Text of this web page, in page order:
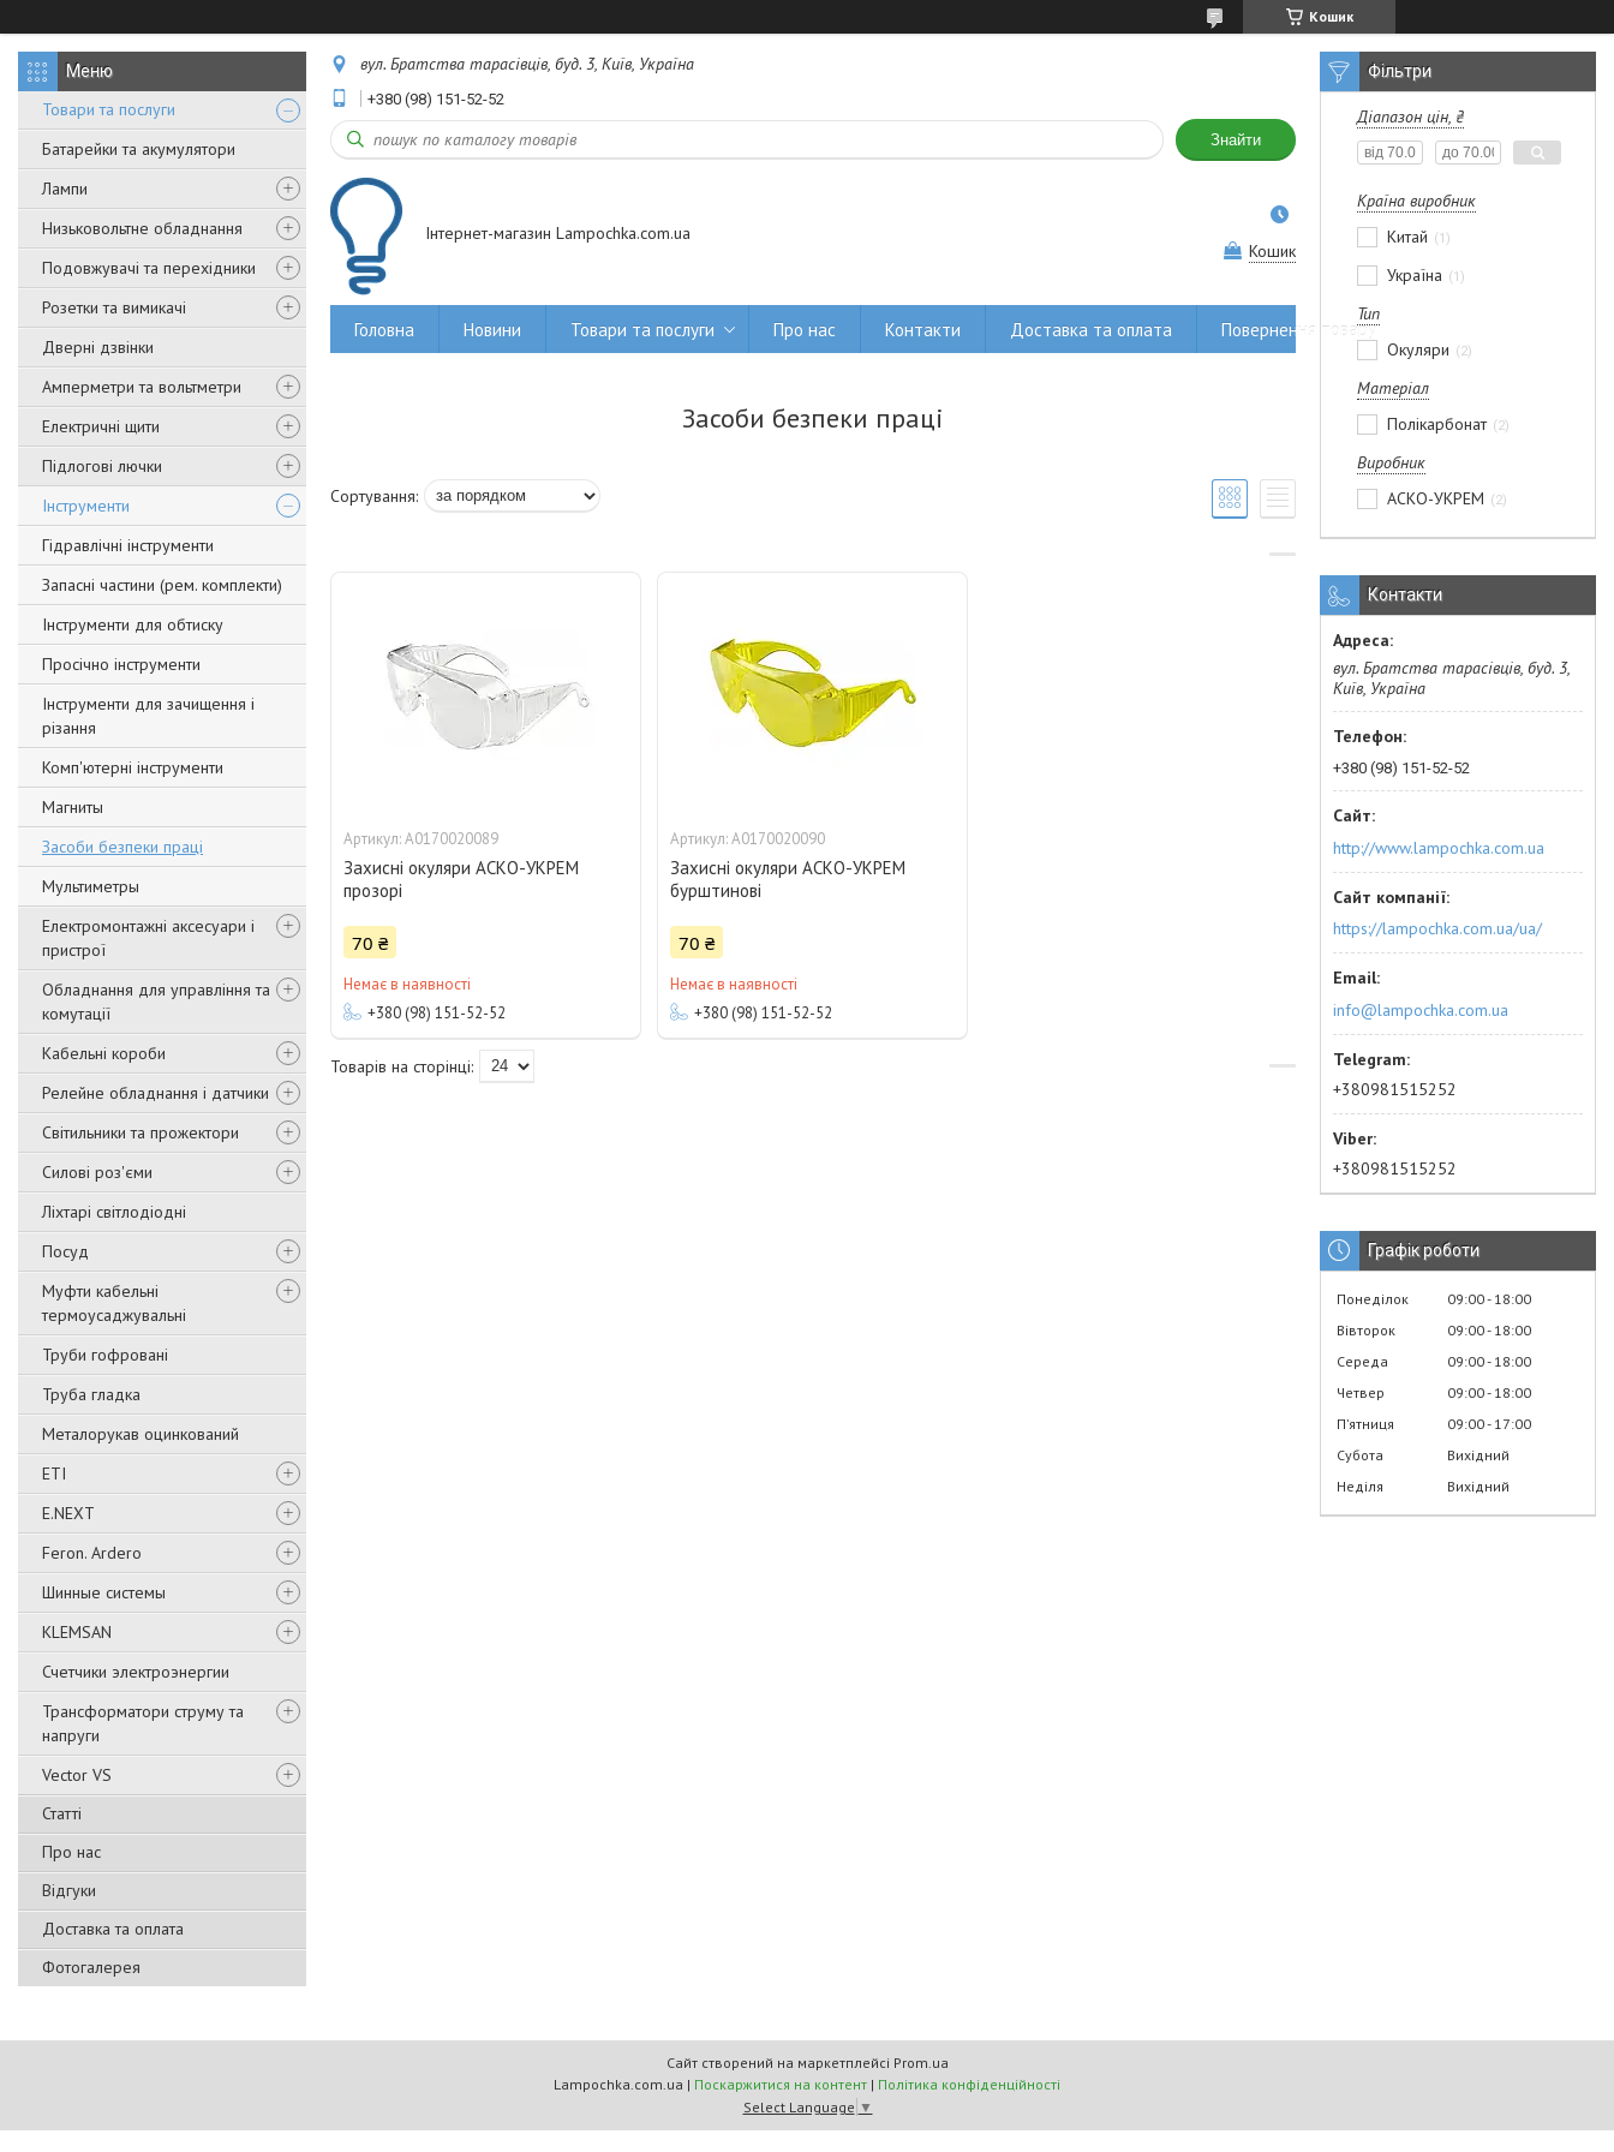
Кошик
Товари та послуги
Батарейки та акумулятори
Лампи
Низьковольтне обладнання
Подовжувачі та перехідники
Розетки та вимикачі
Дверні дзвінки
Амперметри та вольтметри
Електричні щити
Підлогові лючки
Інструменти
Гідравлічні інструменти
Запасні частини (рем. комплекти)
Інструменти для обтиску
Просічно інструменти
Інструменти для зачищення і
різання
Комп'ютерні інструменти
Магниты
Засоби безпеки праці
Мультиметры
Електромонтажні аксесуари і
пристрої
Обладнання для управління та
комутації
Кабельні короби
Релейне обладнання і датчики
Світильники та прожектори
Силові роз'єми
Ліхтарі світлодіодні
Посуд
Муфти кабельні
термоусаджувальні
Труби гофровані
Труба гладка
Металорукав оцинкований
ETI
E.NEXT
Feron. Ardero
Шинные системы
KLEMSAN
Счетчики электроэнергии
Трансформатори струму та
напруги
Vector VS
Статті
Про нас
Відгуки
Доставка та оплата
Фотогалерея
вул. Братства тарасівців, буд. 3, Київ, Україна
+380 (98) 151-52-52
Знайти
Інтернет-магазин Lampochka.com.ua
Кошик
Головна Новини Товари та послуги Про нас Контакти Доставка та оплата Повернення товару
Засоби безпеки праці
A0170020089
Захисні окуляри АСКО-УКРЕМ
прозорі
70 ₴
Немає в наявності
+380 (98) 151-52-52
A0170020090
Захисні окуляри АСКО-УКРЕМ
бурштинові
70 ₴
Немає в наявності
+380 (98) 151-52-52
Фільтри
Діапазон цін, ₴
Країна виробник
Китай
1
Україна 1
Тип
Окуляри
2
Матеріал
Полікарбонат
2
Виробник
АСКО-УКРЕМ
2
Контакти
вул. Братства тарасівців, буд. 3,
Київ, Україна
+380 (98) 151-52-52
http://www.lampochka.com.ua
https://lampochka.com.ua/ua/
info@lampochka.com.ua
+380981515252
+380981515252
Графік роботи
Понеділок 09:00 18:00
Вівторок
09:00 18:00
Середа
09:00 18:00
Четвер
09:00 18:00
Пʼятниця
09:00 17:00
Субота
Вихідний
Неділя
Вихідний
Сайт створений на маркетплейсі Prom.ua
Lampochka.com.ua | Поскаржитися на контент | Політика конфіденційності
Select Language ▼